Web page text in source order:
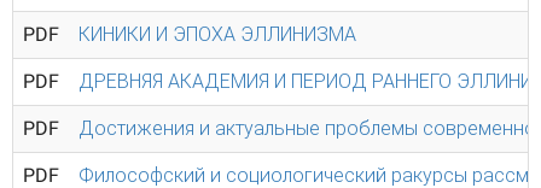
PDF КИНИКИ И ЭПОХА ЭЛЛИНИЗМА
PDF ДРЕВНЯЯ АКАДЕМИЯ И ПЕРИОД РАННЕГО
PDF Достижения и актуальные проблемы
PDF Философский и социологический ракурсы